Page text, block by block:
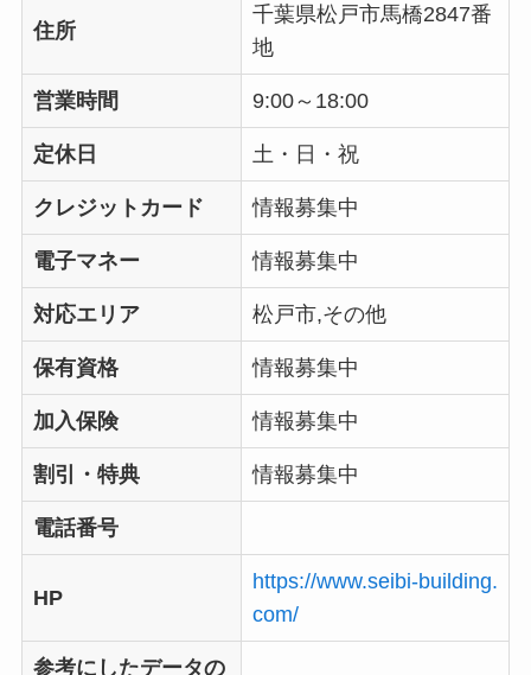
住所
千葉県松戸市馬橋2847番
地
営業時間 9:00～18:00
定休日 土・日・祝
クレジットカード 情報募集中
電子マネー 情報募集中
対応エリア 松戸市,その他
保有資格 情報募集中
加入保険 情報募集中
割引・特典 情報募集中
電話番号
HP
https://www.seibi-building.
com/
参考にしたデータの